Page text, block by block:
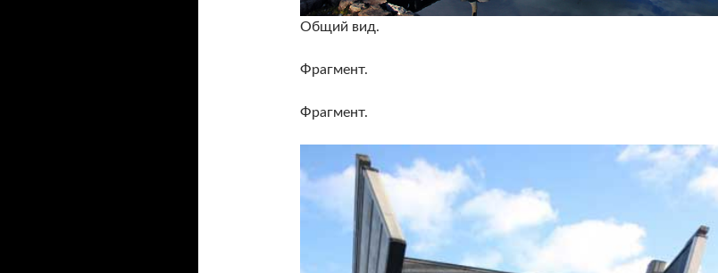
Общий вид.
Фрагмент.
Фрагмент.